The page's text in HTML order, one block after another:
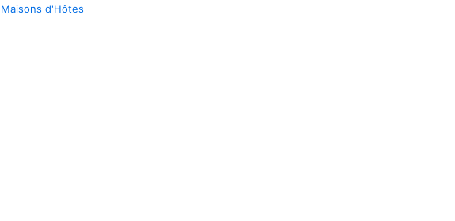
Maisons d'Hôtes